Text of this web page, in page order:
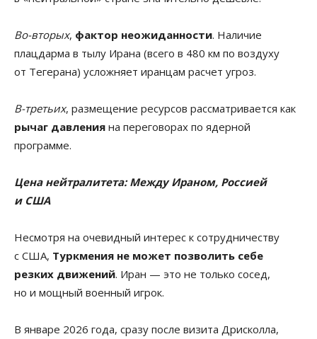
Во-вторых, фактор неожиданности. Наличие
плацдарма в тылу Ирана (всего в 480 км по воздуху
от Тегерана) усложняет иранцам расчет угроз.
В-третьих, размещение ресурсов рассматривается как
рычаг давления на переговорах по ядерной
программе.
Цена нейтралитета: Между Ираном, Россией
и США
Несмотря на очевидный интерес к сотрудничеству
с США, Туркмения не может позволить себе
резких движений. Иран — это не только сосед,
но и мощный военный игрок.
В январе 2026 года, сразу после визита Дрисколла,